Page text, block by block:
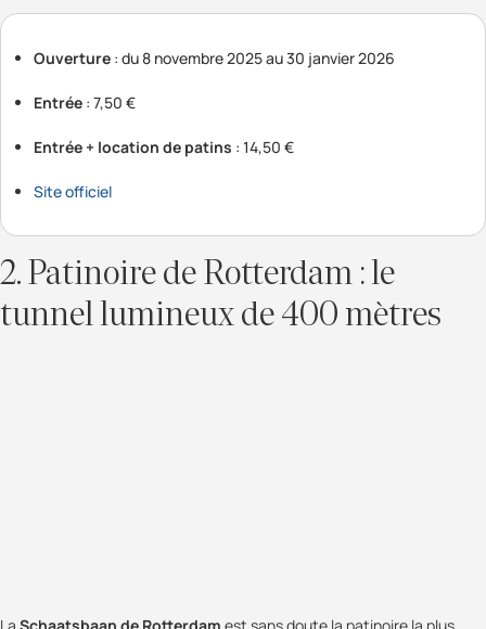
Ouverture : du 8 novembre 2025 au 30 janvier 2026
Entrée : 7,50 €
Entrée + location de patins : 14,50 €
Site officiel
2. Patinoire de Rotterdam : le
tunnel lumineux de 400 mètres